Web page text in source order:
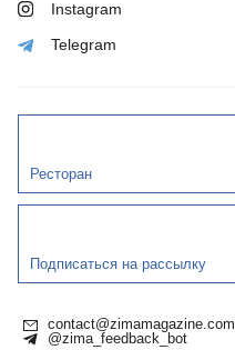
Instagram
Telegram
Ресторан
Подписаться на рассылку
contact@zimamagazine.com
@zima_feedback_bot